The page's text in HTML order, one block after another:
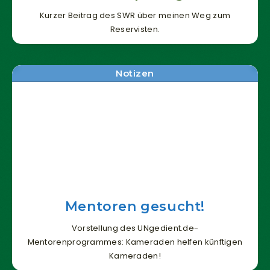
Kurzer Beitrag des SWR über meinen Weg zum
Reservisten.
Notizen
Mentoren gesucht!
Vorstellung des UNgedient.de-
Mentorenprogrammes: Kameraden helfen künftigen
Kameraden!
und Struktur
der Website
auf Basis der
verbessern.
funktioniert.
diese Cookies
ablehnen,
verschwinden